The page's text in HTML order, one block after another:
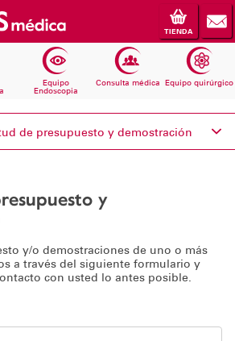
TIENDA
Equipo
Endoscopia
Consulta médica Equipo quirúrgico
de presupuesto y demostración
y
y/o demostraciones de uno o más
a través del siguiente formulario y
con usted lo antes posible.